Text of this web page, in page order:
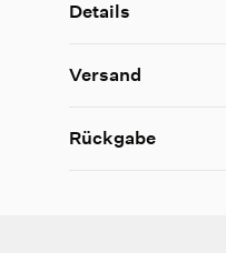
Details
Versand
Rückgabe